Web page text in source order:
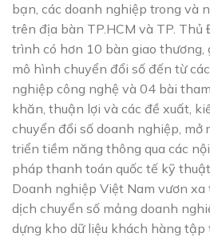
bạn, các doanh nghiệp trong và
trên địa bàn TP.HCM và TP.
trình có hơn 10 bàn giao thương,
mô hình chuyển đổi số đến từ
nghiệp công nghệ và 04 bài
khăn, thuận lợi và các đề xuất,
chuyển đổi số doanh nghiệp, mở
triển tiềm năng thông qua các
pháp thanh toán quốc tế kỹ
Doanh nghiệp Việt Nam vươn xa
dịch chuyển số mảng doanh
dựng kho dữ liệu khách hàng tập